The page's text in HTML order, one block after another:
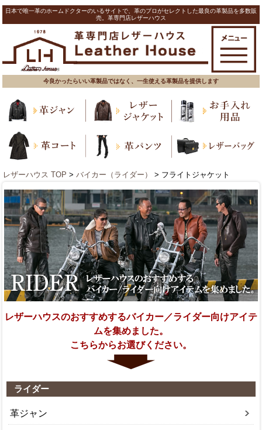
日本で唯一革のホームドクターのいるサイトで、革のプロがセレクトした最良の革製品を多数販
売。革専門店レザーハウス
今良かったらいい革製品ではなく、一生使える革製品を提供します
レザーハウス TOP > バイカー（ライダー） > フライトジャケット
レザーハウスのおすすめするバイカー／ライダー向けアイテ
ムを集めました。
こちらからお選びください。
ライダー
革ジャン